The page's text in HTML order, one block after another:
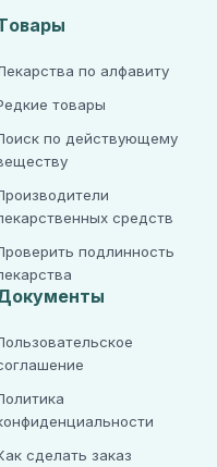
глюкозоксидазой.
диареи,
(CDAD -
которая
форме, так и в
лечения
диагноз
спустя
препаратов. При
CDAD необходимо
по алфавиту
товары
по действующему
средств
подлинность
сделать заказ